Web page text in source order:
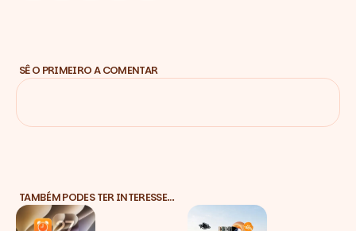
SÊ O PRIMEIRO A COMENTAR
TAMBÉM PODES TER INTERESSE…